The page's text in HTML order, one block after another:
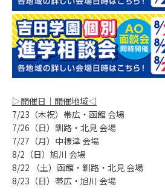
▷開催日｜開催地域◁
7/23（木祝）帯広・函館 会場
7/26（日）釧路・北見 会場
7/27（月）中標津 会場
8/2（日）旭川 会場
8/22 （土）函館・釧路・北見 会場
8/23（日）帯広・旭川 会場